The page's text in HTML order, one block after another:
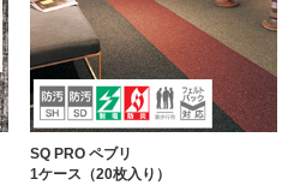
SQ PRO ペブリ
1ケース（20枚入り）